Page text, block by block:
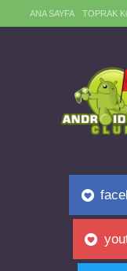
ANA SAYFA TOPRAK